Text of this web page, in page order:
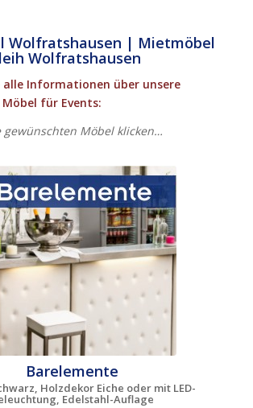
Wolfratshausen | Mietmöbel
Wolfratshausen
alle Informationen über unsere
für Events:
gewünschten Möbel klicken…
Barelemente
Holzdekor Eiche oder mit LED-
Edelstahl-Auflage